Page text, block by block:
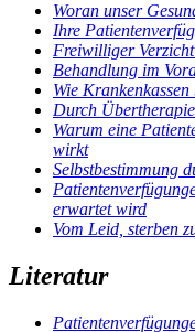
Woran unser
Ihre
Freiwilliger Verzicht
Behandlung im
Wie
Durch
Warum eine
wirkt
Selbstbestimmung
erwartet wird
Vom Leid, sterben
Literatur